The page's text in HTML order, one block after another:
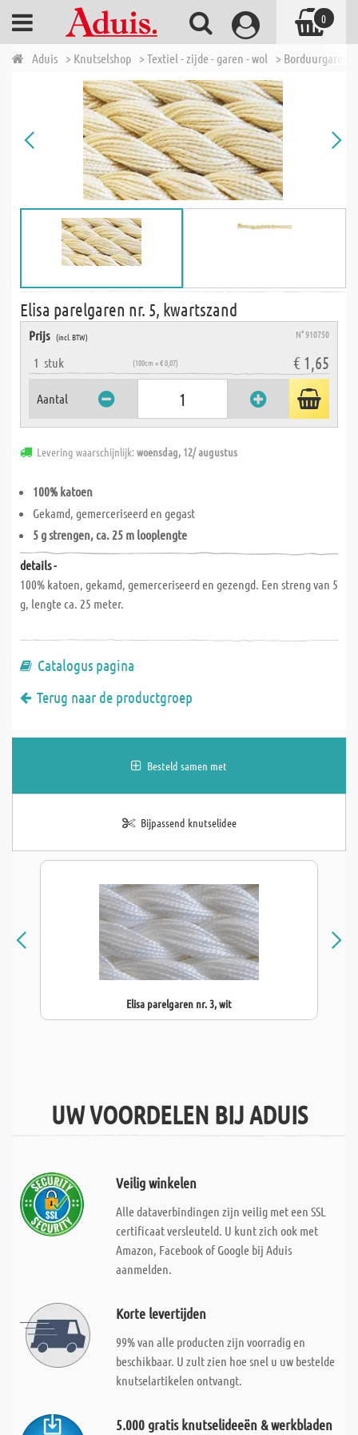
Aduis > Knutselshop > Textiel - zijde - garen - wol > Borduurgaren
Elisa parelgaren nr. 5, kwartszand
Prijs (incl. BTW) N° 910750
1 stuk (100cm = € 0,07) € 1,65
Aantal
Levering waarschijnlijk:woensdag, 12/ augustus
100% katoen
Gekamd, gemerceriseerd en gegast
5 g strengen, ca. 25 m looplengte
details -
100% katoen, gekamd, gemerceriseerd en gezengd. Een streng van 5
g, lengte ca. 25 meter.
Catalogus pagina
Terug naar de productgroep
Besteld samen met
Bijpassend knutselidee
Elisa parelgaren nr. 3, wit
UW VOORDELEN BIJ ADUIS
Veilig winkelen
Alle dataverbindingen zijn veilig met een SSL
certificaat versleuteld. U kunt zich ook met
Amazon, Facebook of Google bij Aduis
aanmelden.
Korte levertijden
99% van alle producten zijn voorradig en
beschikbaar. U zult zien hoe snel u uw bestelde
knutselartikelen ontvangt.
5.000 gratis knutselideeën & werkbladen
0